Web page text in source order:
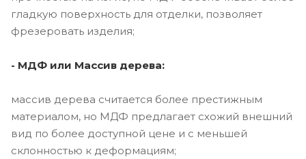
гладкую поверхность для отделки, позволяет
фрезеровать изделия;
- МДФ или Массив дерева:
массив дерева считается более престижным
материалом, но МДФ предлагает схожий внешний
вид по более доступной цене и с меньшей
склонностью к деформациям;